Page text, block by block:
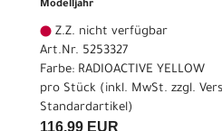
Modelljahr
Z.Z. nicht verfügbar
Art.Nr. 5253327
Farbe: RADIOACTIVE YELLOW
pro Stück (inkl. MwSt. zzgl.
Standardartikel)
116,99 EUR